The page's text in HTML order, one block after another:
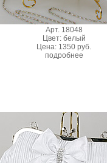
Арт. 18048
Цвет: белый
Цена: 1350 руб.
подробнее